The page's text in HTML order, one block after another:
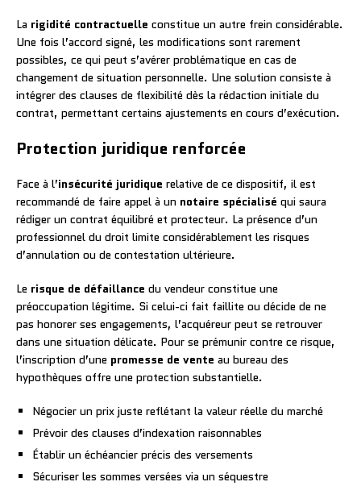
La rigidité contractuelle constitue un autre frein considérable.
Une fois l’accord signé, les modifications sont rarement
possibles, ce qui peut s’avérer problématique en cas de
changement de situation personnelle. Une solution consiste à
intégrer des clauses de flexibilité dès la rédaction initiale du
contrat, permettant certains ajustements en cours d’exécution.
Protection juridique renforcée
Face à l’insécurité juridique relative de ce dispositif, il est
recommandé de faire appel à un notaire spécialisé qui saura
rédiger un contrat équilibré et protecteur. La présence d’un
professionnel du droit limite considérablement les risques
d’annulation ou de contestation ultérieure.
Le risque de défaillance du vendeur constitue une
préoccupation légitime. Si celui-ci fait faillite ou décide de ne
pas honorer ses engagements, l’acquéreur peut se retrouver
dans une situation délicate. Pour se prémunir contre ce risque,
l’inscription d’une promesse de vente au bureau des
hypothèques offre une protection substantielle.
Négocier un prix juste reflétant la valeur réelle du marché
Prévoir des clauses d’indexation raisonnables
Établir un échéancier précis des versements
Sécuriser les sommes versées via un séquestre